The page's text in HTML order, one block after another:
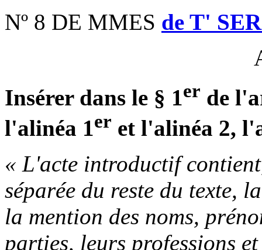
Nº 8 DE MMES de T'
Insérer dans le § 1er de
l'alinéa 1er et l'alinéa 2,
« L'acte introductif
séparée du reste du texte,
la mention des noms,
parties, leurs professions